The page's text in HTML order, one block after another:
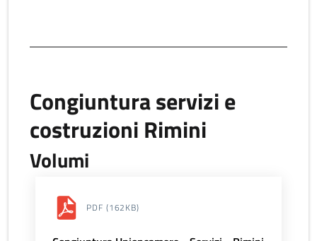
Congiuntura servizi e
costruzioni Rimini
Volumi
PDF (162KB)